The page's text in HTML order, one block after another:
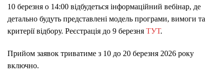
10 березня о 14:00 відбудеться інформаційний вебінар, де
детально будуть представлені модель програми, вимоги та
критерії відбору. Реєстрація до 9 березня ТУТ.
Прийом заявок триватиме з 10 до 20 березня 2026 року
включно.